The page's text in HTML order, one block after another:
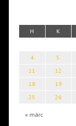
H K
« márc
4
5
11
12
18
19
25
26